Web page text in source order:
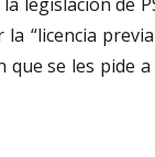
“licencia
que se les pide